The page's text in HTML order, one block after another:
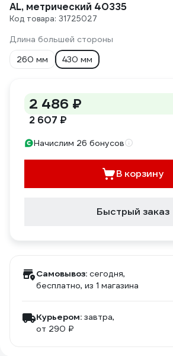
AL, метрический 40335
Код товара: 31725027
Длина большей стороны
260 мм
430 мм
2 486 ₽
2 607 ₽
Начислим 26 бонусов
В корзину
Быстрый заказ
Самовывоз: сегодня,
бесплатно, из 1 магазина
Курьером: завтра,
от 290 ₽